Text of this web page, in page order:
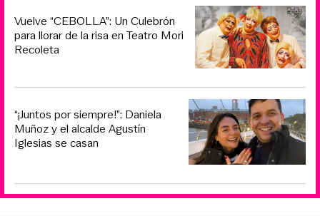
Vuelve “CEBOLLA”: Un Culebrón
para llorar de la risa en Teatro Mori
Recoleta
“¡Juntos por siempre!”: Daniela
Muñoz y el alcalde Agustín
Iglesias se casan